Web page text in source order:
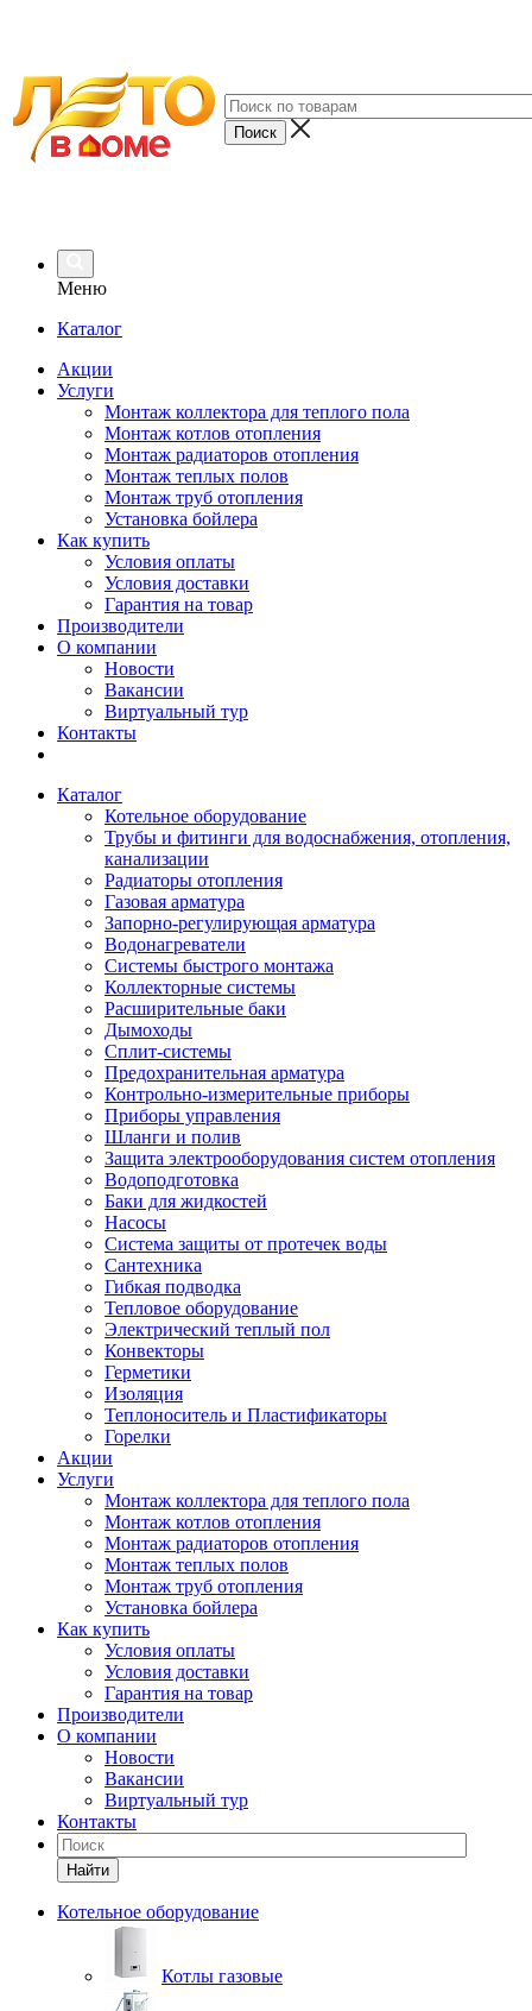
Меню
Каталог
Акции
Услуги
Монтаж коллектора для теплого пола
Монтаж котлов отопления
Монтаж радиаторов отопления
Монтаж теплых полов
Монтаж труб отопления
Установка бойлера
Как купить
Условия оплаты
Условия доставки
Гарантия на товар
Производители
О компании
Новости
Вакансии
Виртуальный тур
Контакты
Каталог
Котельное оборудование
Трубы и фитинги для водоснабжения, отопления,
канализации
Радиаторы отопления
Газовая арматура
Запорно-регулирующая арматура
Водонагреватели
Системы быстрого монтажа
Коллекторные системы
Расширительные баки
Дымоходы
Сплит-системы
Предохранительная арматура
Контрольно-измерительные приборы
Приборы управления
Шланги и полив
Защита электрооборудования систем отопления
Водоподготовка
Баки для жидкостей
Насосы
Система защиты от протечек воды
Сантехника
Гибкая подводка
Тепловое оборудование
Электрический теплый пол
Конвекторы
Герметики
Изоляция
Теплоноситель и Пластификаторы
Горелки
Акции
Услуги
Монтаж коллектора для теплого пола
Монтаж котлов отопления
Монтаж радиаторов отопления
Монтаж теплых полов
Монтаж труб отопления
Установка бойлера
Как купить
Условия оплаты
Условия доставки
Гарантия на товар
Производители
О компании
Новости
Вакансии
Виртуальный тур
Контакты
Найти
Котельное оборудование
Котлы газовые